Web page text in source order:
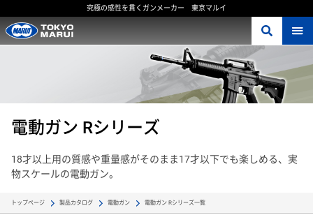
究極の感性を貫くガンメーカー 東京マルイ
電動ガン Rシリーズ
18才以上用の質感や重量感がそのまま17才以下でも楽しめる、実
物スケールの電動ガン。
トップページ 製品カタログ 電動ガン 電動ガン Rシリーズ一覧